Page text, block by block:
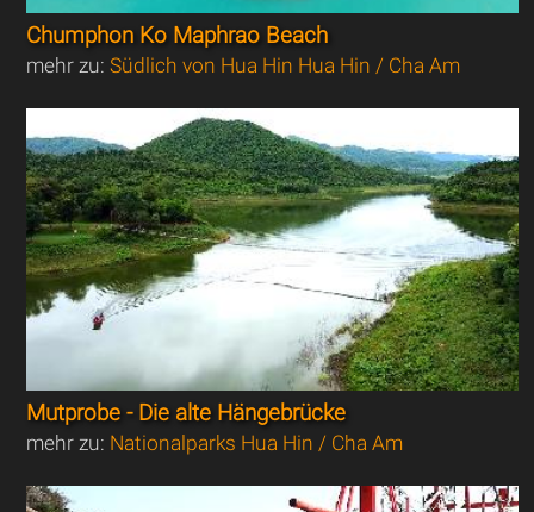
Chumphon Ko Maphrao Beach
mehr zu:Südlich von Hua Hin Hua Hin / Cha Am
Mutprobe - Die alte Hängebrücke
mehr zu: Nationalparks Hua Hin / Cha Am